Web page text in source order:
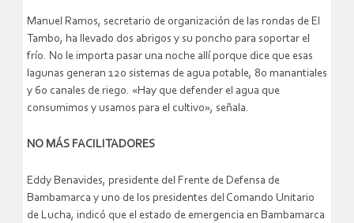
Manuel Ramos, secretario de organización de las rondas de El
Tambo, ha llevado dos abrigos y su poncho para soportar el
frío. No le importa pasar una noche allí porque dice que esas
lagunas generan 120 sistemas de agua potable, 80 manantiales
y 60 canales de riego. «Hay que defender el agua que
consumimos y usamos para el cultivo», señala.
NO MÁS FACILITADORES
Eddy Benavides, presidente del Frente de Defensa de
Bambamarca y uno de los presidentes del Comando Unitario
de Lucha, indicó que el estado de emergencia en Bambamarca